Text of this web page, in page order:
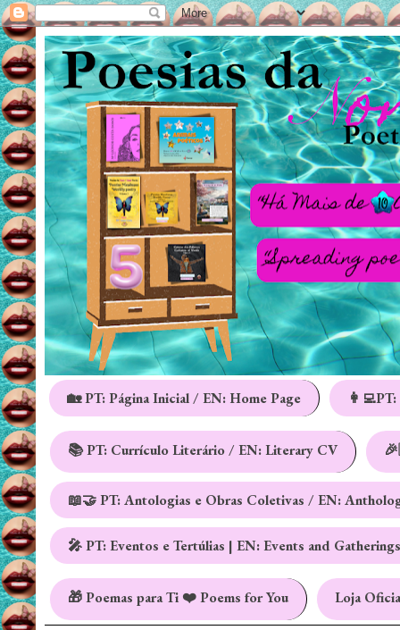
🏡 PT: Página Inicial / EN: Home Page
📚 PT: Currículo Literário / EN: Literary CV
📖🤝 PT: Antologias e Obras Coletivas / EN:
🎤 PT: Eventos e Tertúlias | EN: Events and Gatherings
🎁 Poemas para Ti ❤️ Poems for You Loja